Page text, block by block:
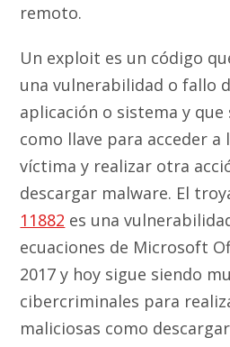
remoto.
Un exploit es un código
una vulnerabilidad o fallo
aplicación o sistema y
como llave para acceder a
víctima y realizar otra
descargar malware. El
11882 es una
ecuaciones de Microsoft
2017 y hoy sigue siendo
cibercriminales para
maliciosas como